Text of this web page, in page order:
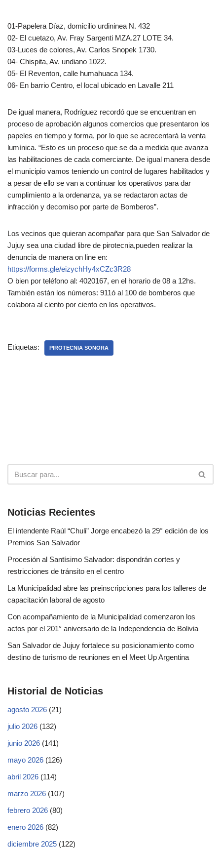
01-Papelera Díaz, domicilio urdininea N. 432
02- El cuetazo, Av. Fray Sargenti MZA.27 LOTE 34.
03-Luces de colores, Av. Carlos Snopek 1730.
04- Chispita, Av. undiano 1022.
05- El Reventon, calle humahuaca 134.
06- En barrio Centro, el local ubicado en Lavalle 211
De igual manera, Rodríguez recordó que se encuentran en
proceso de aprobación algunos comercios que presentaron los
papeles en tiempo y forma, por lo que se acrecentará la venta
lumínica. “Esto es un proceso que se da a medida que avanza
las habilitaciones de cada comerciante. De igual manera desde
el municipio vamos teniendo un control de lugares habilitados y
a pesar de ello se van a continuar los operativos para dar
cumplimiento a la ordenanza, ya se redactaron actas de
infracción y decomiso por parte de Bomberos”.
Los vecinos que quieran acompañar para que San Salvador de
Jujuy sea una ciudad libre de pirotecnia,pueden realizar la
denuncia de manera on line en:
https://forms.gle/eizychHy4xCZc3R28
O bien por teléfono al: 4020167, en el horario de 08 a 12hs.
También están los números: 911ó al 100 de bomberos que
colabora al ciento por ciento en los operativos.
Etiquetas: PIROTECNIA SONORA
Noticias Recientes
El intendente Raúl “Chuli” Jorge encabezó la 29° edición de los
Premios San Salvador
Procesión al Santísimo Salvador: dispondrán cortes y
restricciones de tránsito en el centro
La Municipalidad abre las preinscripciones para los talleres de
capacitación laboral de agosto
Con acompañamiento de la Municipalidad comenzaron los
actos por el 201° aniversario de la Independencia de Bolivia
San Salvador de Jujuy fortalece su posicionamiento como
destino de turismo de reuniones en el Meet Up Argentina
Historial de Noticias
agosto 2026 (21)
julio 2026 (132)
junio 2026 (141)
mayo 2026 (126)
abril 2026 (114)
marzo 2026 (107)
febrero 2026 (80)
enero 2026 (82)
diciembre 2025 (122)